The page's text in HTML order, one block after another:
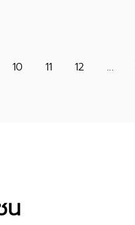
10 11 12 ...
น